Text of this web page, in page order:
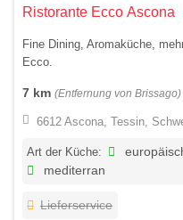
Ristorante Ecco Ascona
Fine Dining, Aromaküche,
Ecco.
7 km (Entfernung von Brissago)
6612 Ascona, Tessin,
Art der Küche:
mediterran
Lieferservice